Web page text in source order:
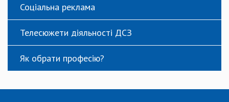
Соціальна реклама
Телесюжети діяльності ДСЗ
Як обрати професію?